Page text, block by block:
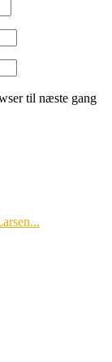
til næste gang